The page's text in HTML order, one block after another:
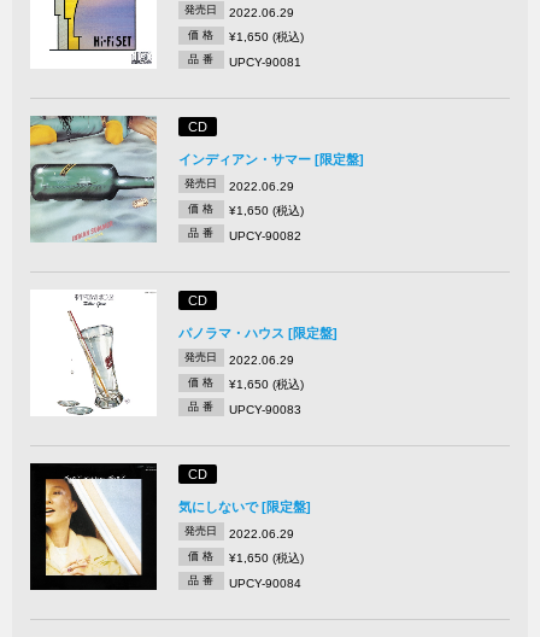
発売日 2022.06.29
価 格 ¥1,650 (税込)
品 番 UPCY-90081
CD
インディアン・サマー [限定盤]
発売日 2022.06.29
価 格 ¥1,650 (税込)
品 番 UPCY-90082
CD
パノラマ・ハウス [限定盤]
発売日 2022.06.29
価 格 ¥1,650 (税込)
品 番 UPCY-90083
CD
気にしないで [限定盤]
発売日 2022.06.29
価 格 ¥1,650 (税込)
品 番 UPCY-90084